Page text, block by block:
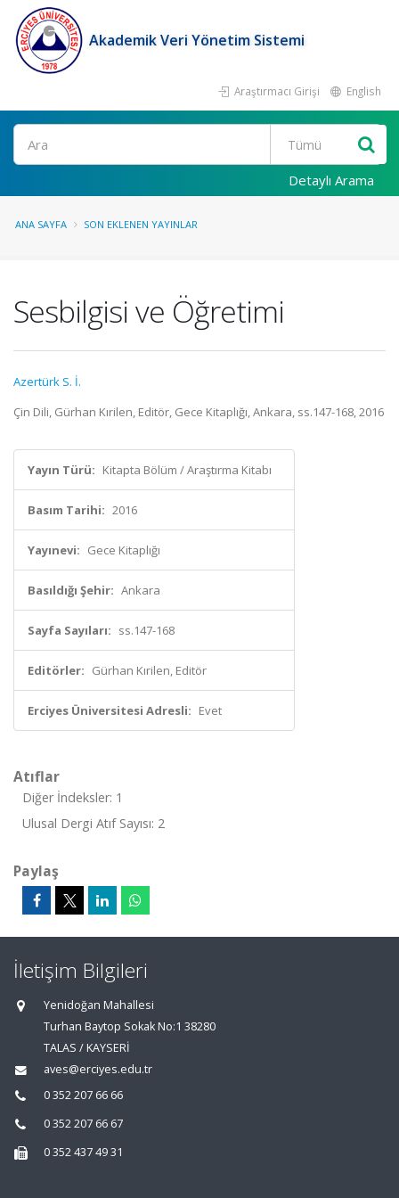
Akademik Veri Yönetim Sistemi
Araştırmacı Girişi English
Ara
Detaylı Arama
ANA SAYFA SON EKLENEN YAYINLAR
Sesbilgisi ve Öğretimi
Azertürk S. İ.
Çin Dili, Gürhan Kırilen, Editör, Gece Kitaplığı, Ankara, ss.147-168, 2016
Yayın Türü: Kitapta Bölüm / Araştırma Kitabı
Basım Tarihi: 2016
Yayınevi: Gece Kitaplığı
Basıldığı Şehir: Ankara
Sayfa Sayıları: ss.147-168
Editörler: Gürhan Kırilen, Editör
Erciyes Üniversitesi Adresli: Evet
Atıflar
Diğer İndeksler: 1
Ulusal Dergi Atıf Sayısı: 2
Paylaş
İletişim Bilgileri
Yenidoğan Mahallesi
Turhan Baytop Sokak No:1 38280
TALAS / KAYSERİ
aves@erciyes.edu.tr
0 352 207 66 66
0 352 207 66 67
0 352 437 49 31